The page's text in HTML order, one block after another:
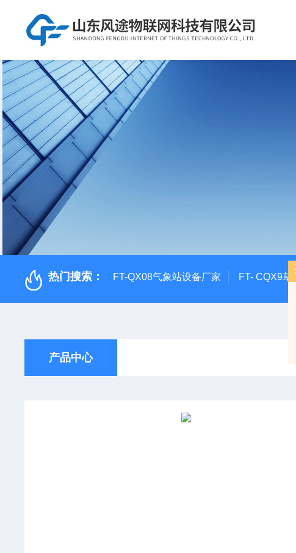
热门搜索： FT-QX08气象站设备厂家 FT- CQX9草
产品中心